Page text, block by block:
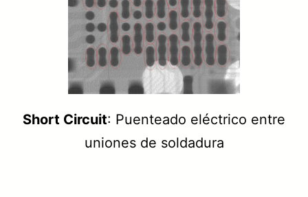
Short Circuit: Puenteado eléctrico entre
uniones de soldadura